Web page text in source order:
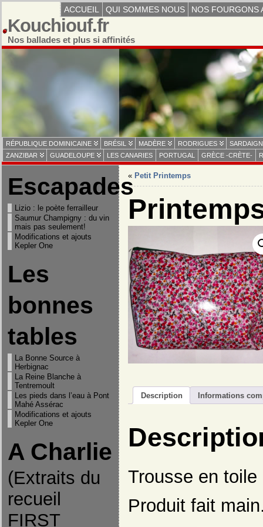
ACCUEIL QUI SOMMES NOUS NOS FOURGONS
Kouchiouf.fr
Nos ballades et plus si affinités
RÉPUBLIQUE DOMINICAINE BRÉSIL MADÈRE RODRIGUES
ZANZIBAR
GUADELOUPE LES CANARIES PORTUGAL GRÈCE -CRÈTE-
Escapades
Lizio : le poète ferrailleur
Saumur Champigny : du vin
mais pas seulement!
Modifications et ajouts
Kepler One
Les
bonnes
tables
La Bonne Source à
Herbignac
La Reine Blanche à
Tentremoult
Les pieds dans l’eau à Pont
Mahé Assérac
Modifications et ajouts
Kepler One
A Charlie
(Extraits du
recueil
FIRST
« Petit Printemps
Description Informations
Trousse en
Produit fait